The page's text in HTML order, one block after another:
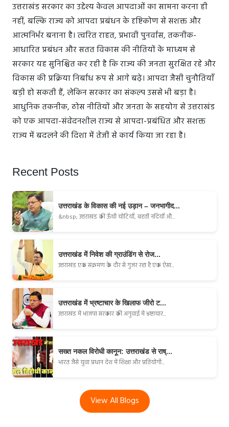
उत्तराखंड सरकार का उद्देश्य केवल आपदाओं का सामना करना ही
नहीं, बल्कि राज्य को आपदा प्रबंधन के दृष्टिकोण से सशक्त और
आत्मनिर्भर बनाना है। त्वरित राहत, प्रभावी पुनर्वास, तकनीक-
आधारित प्रबंधन और सतत विकास की नीतियों के माध्यम से
सरकार यह सुनिश्चित कर रही है कि राज्य की जनता सुरक्षित रहे और
विकास की प्रक्रिया निर्बाध रूप से आगे बढ़े। आपदा जैसी चुनौतियाँ
बड़ी हो सकती हैं, लेकिन सरकार का संकल्प उससे भी बड़ा है।
आधुनिक तकनीक, ठोस नीतियों और जनता के सहयोग से उत्तराखंड
को एक आपदा-संवेदनशील राज्य से आपदा-प्रबंधित और सशक्त
राज्य में बदलने की दिशा में तेजी से कार्य किया जा रहा है।
Recent Posts
उत्तराखंड के विकास की नई उड़ान – जनभागीद...
&nbsp; उत्तराखंड की ऊँची चोटियाँ, बहती नदियाँ औ...
उत्तराखंड में निवेश की ग्राउंडिंग से रोज...
उत्तराखंड एक संक्रमण के दौर से गुजर रहा है एक ऐसा...
उत्तराखंड में भ्रष्टाचार के खिलाफ जीरो ट...
उत्तराखंड में भाजपा सरकार की अगुवाई में भ्रष्टाचार...
सख्त नकल विरोधी कानून: उत्तराखंड से राष्...
भारत जैसे युवा प्रधान देश में शिक्षा और प्रतियोगी...
View All Blogs